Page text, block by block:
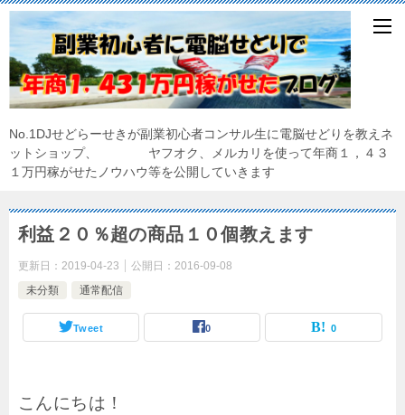
No.1DJせどらーせきが副業初心者コンサル生に電脳せどりを教えネ
ットショップ、 ヤフオク、メルカリを使って年商１，４３
１万円稼がせたノウハウ等を公開していきます
利益２０％超の商品１０個教えます
更新日： 2019-04-23 公開日： 2016-09-08
未分類
通常配信
Tweet 0 0
こんにちは！